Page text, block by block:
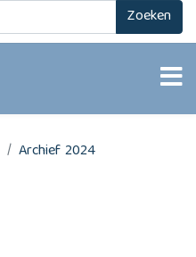
Zoeken
Archief 2024